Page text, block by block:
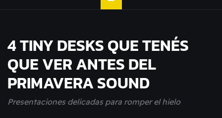
4 TINY DESKS QUE TENÉS
QUE VER ANTES DEL
PRIMAVERA SOUND
Presentaciones delicadas para romper el hielo